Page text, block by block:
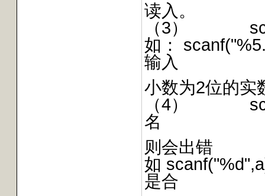
读入。
（3）
如：
输入
小数为2位的实
（4） scanf
名
则会出错
如
是合